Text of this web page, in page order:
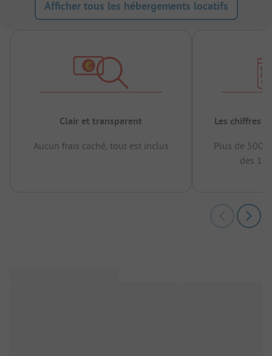
Afficher tous les hébergements locatifs
Clair et transparent
Aucun frais caché, tout est inclus
Les chiffres
Plus de
des 12